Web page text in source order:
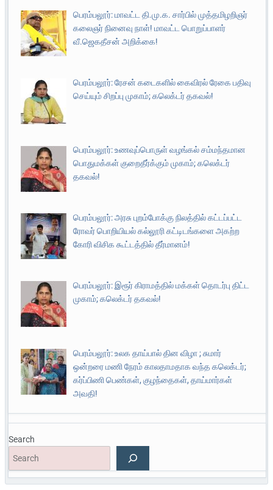
பெரம்பலூர்: மாவட்ட தி.மு.க. சார்பில் முத்தமிழறிஞர்
கலைஞர் நினைவு நாள்! மாவட்ட பொறுப்பாளர்
வீ.ஜெகதீசன் அறிக்கை!
பெரம்பலூர்: ரேசன் கடைகளில் கைவிரல் ரேகை பதிவு
செய்யும் சிறப்பு முகாம்; கலெக்டர் தகவல்!
பெரம்பலூர்: உணவுப்பொருள் வழங்கல் சம்மந்தமான
பொதுமக்கள் குறைதீர்க்கும் முகாம்; கலெக்டர்
தகவல்!
பெரம்பலூர்: அரசு புறம்போக்கு நிலத்தில் கட்டப்பட்ட
ரோவர் பொறியியல் கல்லூரி கட்டிடங்களை அகற்ற
கோரி விசிக கூட்டத்தில் தீர்மானம்!
பெரம்பலூர்: இரூர் கிராமத்தில் மக்கள் தொடர்பு திட்ட
முகாம்; கலெக்டர் தகவல்!
பெரம்பலூர்: உலக தாய்பால் தின விழா ; சுமார்
ஒன்றரை மணி நேரம் காலதாமதாக வந்த கலெக்டர்;
கர்ப்பிணி பெண்கள், குழந்தைகள், தாய்மார்கள்
அவதி!
Search